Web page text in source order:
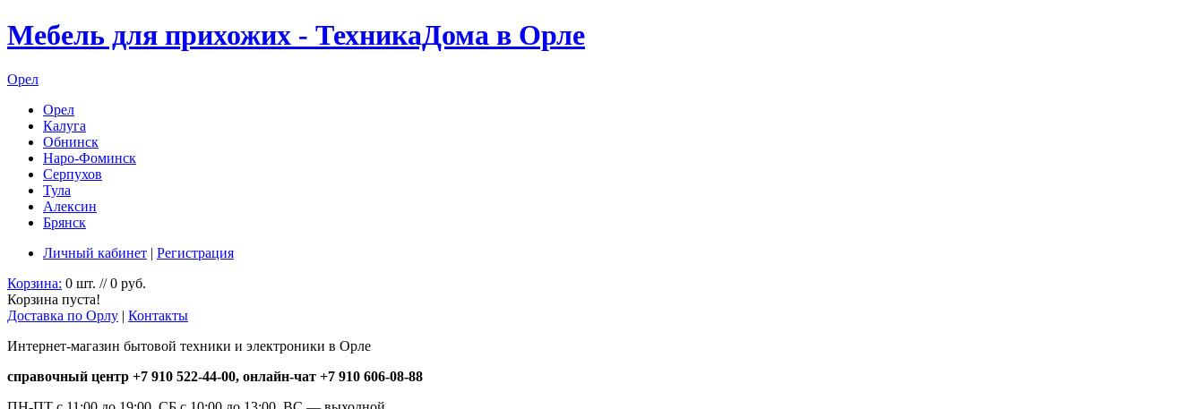
Мебель для прихожих - ТехникаДома в Орле
Орел
Орел
Калуга
Обнинск
Наро-Фоминск
Серпухов
Тула
Алексин
Брянск
Личный кабинет | Регистрация
Корзина: 0 шт. // 0 руб.
Корзина пуста!
Доставка по Орлу | Контакты
Интернет-магазин бытовой техники и электроники в Орле
справочный центр +7 910 522-44-00, онлайн-чат +7 910 606-08-88